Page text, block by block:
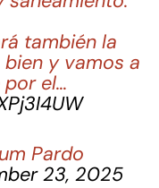
también la
y vamos a
el…
Pardo
23, 2025